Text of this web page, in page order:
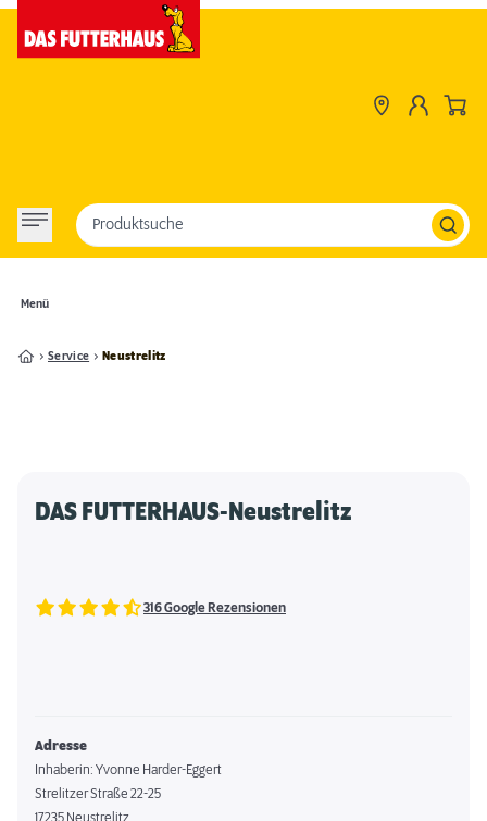
Menü
Produktsuche
Service Neustrelitz
DAS FUTTERHAUS-Neustrelitz
316 Google Rezensionen
Adresse
Inhaberin: Yvonne Harder-Eggert
Strelitzer Straße 22-25
17235 Neustrelitz